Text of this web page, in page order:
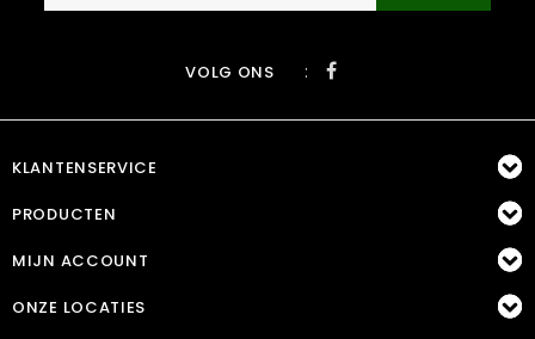
VOLG ONS :
KLANTENSERVICE
PRODUCTEN
MIJN ACCOUNT
ONZE LOCATIES